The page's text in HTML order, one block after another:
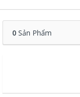
0 Sản Phẩm